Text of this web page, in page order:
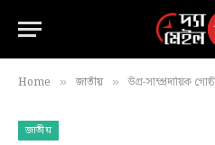
Home » জাতীয় » উগ্র-সাম্প্রদায়িক
জাতীয়